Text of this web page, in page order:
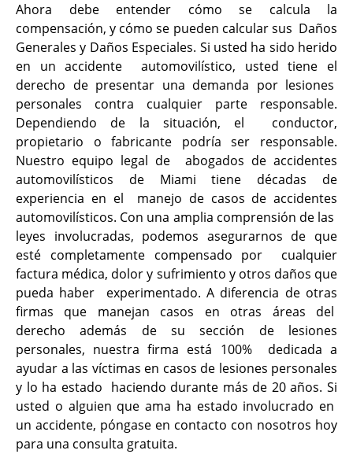
Ahora debe entender cómo se calcula la
compensación, y cómo se pueden calcular sus Daños
Generales y Daños Especiales. Si usted ha sido herido
en un accidente automovilístico, usted tiene el
derecho de presentar una demanda por lesiones
personales contra cualquier parte responsable.
Dependiendo de la situación, el conductor,
propietario o fabricante podría ser responsable.
Nuestro equipo legal de abogados de accidentes
automovilísticos de Miami tiene décadas de
experiencia en el manejo de casos de accidentes
automovilísticos. Con una amplia comprensión de las
leyes involucradas, podemos asegurarnos de que
esté completamente compensado por cualquier
factura médica, dolor y sufrimiento y otros daños que
pueda haber experimentado. A diferencia de otras
firmas que manejan casos en otras áreas del
derecho además de su sección de lesiones
personales, nuestra firma está 100% dedicada a
ayudar a las víctimas en casos de lesiones personales
y lo ha estado haciendo durante más de 20 años. Si
usted o alguien que ama ha estado involucrado en
un accidente, póngase en contacto con nosotros hoy
para una consulta gratuita.